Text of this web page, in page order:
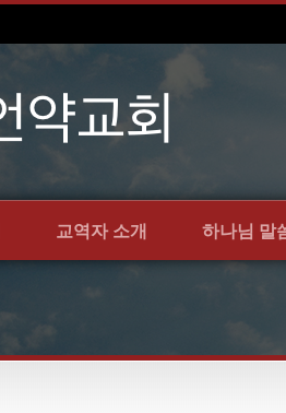
교역자 소개 하나님 말